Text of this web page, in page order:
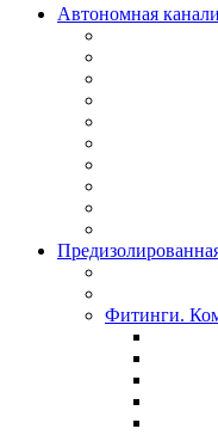
Автономная
Фитинги.